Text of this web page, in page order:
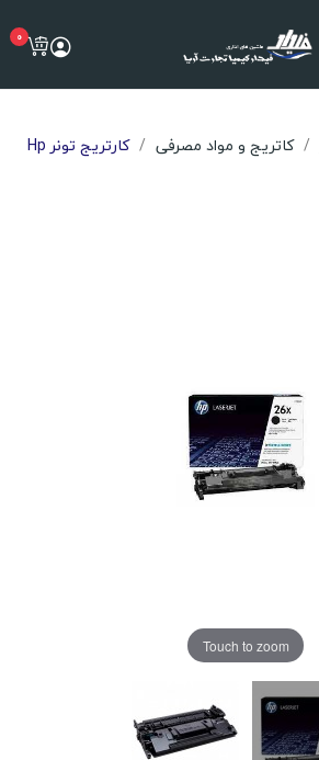
0
کاتریج و مواد مصرفی
کارتریج تونر Hp
Touch to zoom